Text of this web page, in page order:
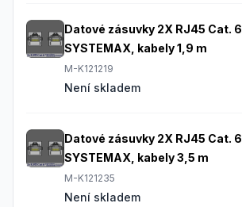
Datové zásuvky 2X RJ45 Cat.
SYSTEMAX, kabely 1,9 m
M-K121219
Není skladem
Datové zásuvky 2X RJ45 Cat.
SYSTEMAX, kabely 3,5 m
M-K121235
Není skladem